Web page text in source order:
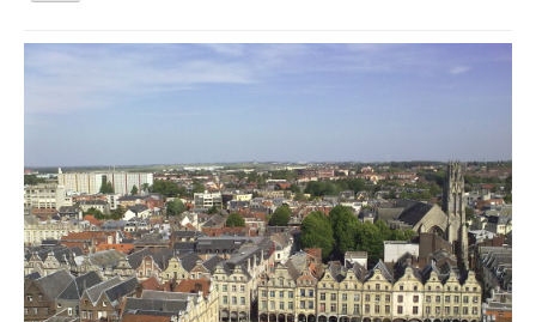
la
Vous êtes ici :
Accueil
Activités tout public
Animations et éducation
Accompagnement du territoire et ingénierie
Espace Info Energie